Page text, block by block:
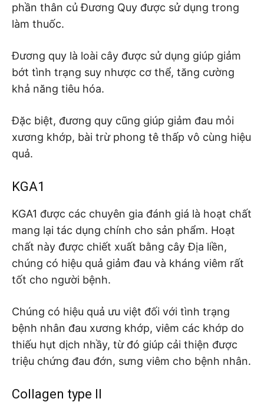
phần thân củ Đương Quy được sử dụng trong
làm thuốc.
Đương quy là loài cây được sử dụng giúp giảm
bớt tình trạng suy nhược cơ thể, tăng cường
khả năng tiêu hóa.
Đặc biệt, đương quy cũng giúp giảm đau mỏi
xương khớp, bài trừ phong tê thấp vô cùng hiệu
quả.
KGA1
KGA1 được các chuyên gia đánh giá là hoạt chất
mang lại tác dụng chính cho sản phẩm. Hoạt
chất này được chiết xuất bằng cây Địa liền,
chúng có hiệu quả giảm đau và kháng viêm rất
tốt cho người bệnh.
Chúng có hiệu quả ưu việt đối với tình trạng
bệnh nhân đau xương khớp, viêm các khớp do
thiếu hụt dịch nhầy, từ đó giúp cải thiện được
triệu chứng đau đớn, sưng viêm cho bệnh nhân.
Collagen type II